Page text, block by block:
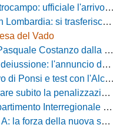
l'arrivo di Bilal Khamlich
si trasferisce in Serie D
del Vado
Costanzo dalla Paganese
società e le ragioni dello slittamento
Ponsi e test con l'Alcione
saremo camaleontici»
il tabellone, ecco i nuovi abbinamenti
e il progetto di Alessandro Gaucci